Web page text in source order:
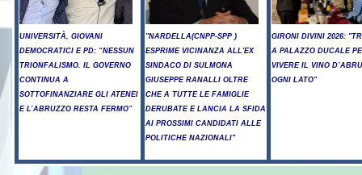
UNIVERSITÀ, GIOVANI
DEMOCRATICI E PD: “NESSUN
TRIONFALISMO. IL GOVERNO
CONTINUA A
SOTTOFINANZIARE GLI ATENEI
E L’ABRUZZO RESTA FERMO”
"NARDELLA(CNPP-SPP )
ESPRIME VICINANZA ALL'EX
SINDACO DI SULMONA
GIUSEPPE RANALLI OLTRE
CHE A TUTTE LE FAMIGLIE
DERUBATE E LANCIA LA SFIDA
AI PROSSIMI CANDIDATI ALLE
POLITICHE NAZIONALI"
GIRONI DIVINI 2026:
A PALAZZO DUCALE
VIVERE IL VINO
OGNI LATO"